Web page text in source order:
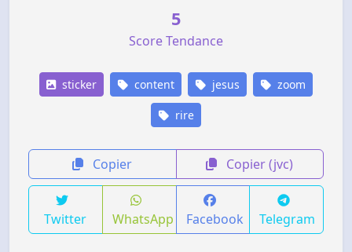
5
Score Tendance
sticker content jesus zoom
rire
Copier Copier (jvc)
Twitter WhatsApp Facebook Telegram